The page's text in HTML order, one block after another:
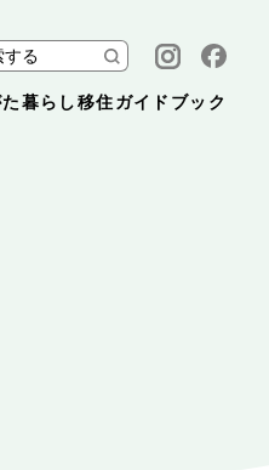
暮らし移住ガイドブック